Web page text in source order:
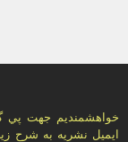
خواهشمنديم جهت پي
ايميل نشريه به شرح